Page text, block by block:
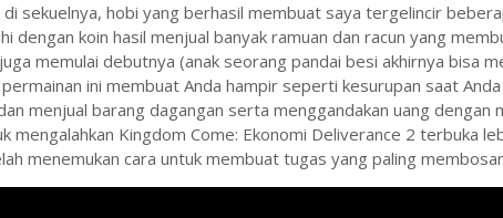
di sekuelnya, hobi yang berhasil membuat saya tergelincir
dengan koin hasil menjual banyak ramuan dan racun yang
memulai debutnya (anak seorang pandai besi akhirnya bisa
ini membuat Anda hampir seperti kesurupan saat
menjual barang dagangan serta menggandakan uang dengan
mengalahkan Kingdom Come: Ekonomi Deliverance 2 terbuka
menemukan cara untuk membuat tugas yang paling